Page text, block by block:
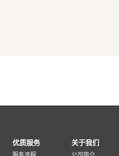
优质服务 关于我们